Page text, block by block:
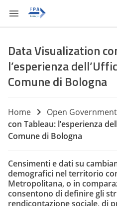
Data Visualization
l’esperienza
Comune di Bologna
Home Open Government
con Tableau: l’esperienza
Comune di Bologna
Censimenti e dati su
demografici nel territorio
Metropolitana, o in
consentono di definire gli
rendicontazione sociale, di